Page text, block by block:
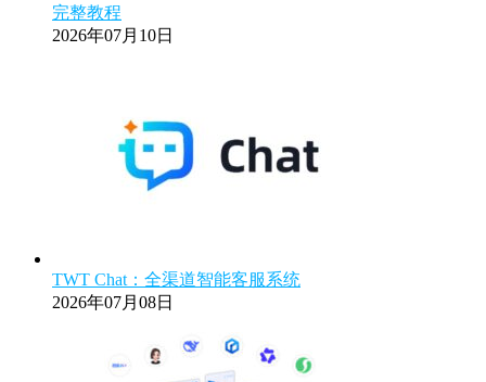
完整教程
2026年07月10日
TWT Chat：全渠道智能客服系统
2026年07月08日